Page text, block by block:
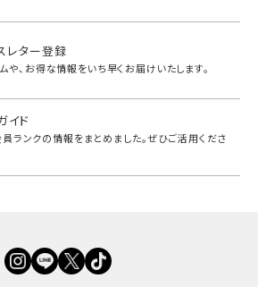
レター登録
や、お得な情報をいち早く お届けいたします。
イド
ランクの情報をまとめました。ぜひご活用くださ